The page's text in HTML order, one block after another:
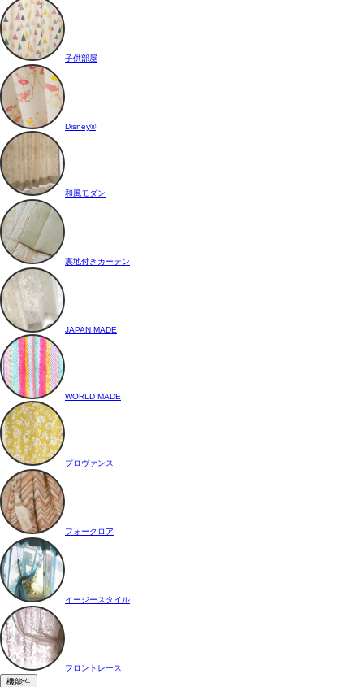
子供部屋
Disney®
和風モダン
裏地付きカーテン
JAPAN MADE
WORLD MADE
プロヴァンス
フォークロア
イージースタイル
フロントレース
機能性